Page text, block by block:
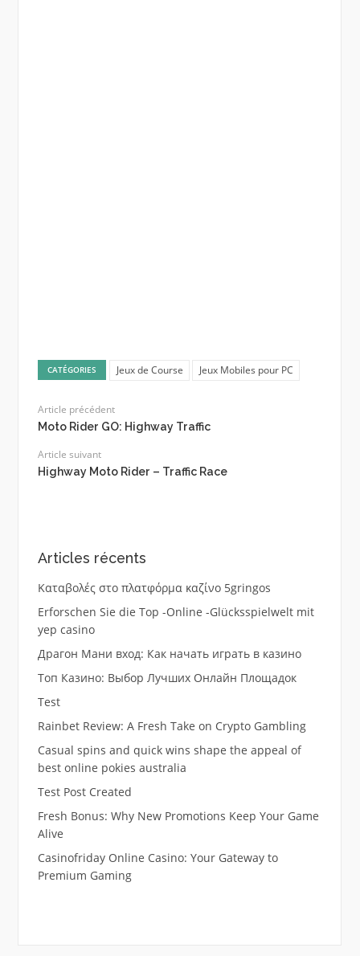
CATÉGORIES Jeux de Course Jeux Mobiles pour PC
Article précédent
Moto Rider GO: Highway Traffic
Article suivant
Highway Moto Rider – Traffic Race
Articles récents
Καταβολές στο πλατφόρμα καζίνο 5gringos
Erforschen Sie die Top -Online -Glücksspielwelt mit
yep casino
Драгон Мани вход: Как начать играть в казино
Топ Казино: Выбор Лучших Онлайн Площадок
Test
Rainbet Review: A Fresh Take on Crypto Gambling
Casual spins and quick wins shape the appeal of
best online pokies australia
Test Post Created
Fresh Bonus: Why New Promotions Keep Your Game
Alive
Casinofriday Online Casino: Your Gateway to
Premium Gaming